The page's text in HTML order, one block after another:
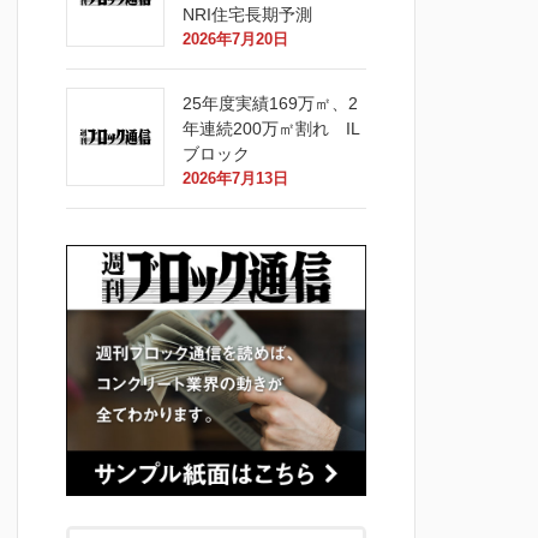
NRI住宅長期予測
2026年7月20日
25年度実績169万㎡、2
年連続200万㎡割れ IL
ブロック
2026年7月13日